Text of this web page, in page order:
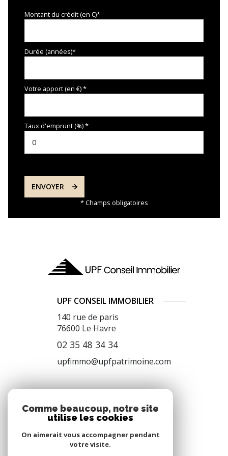
visiophone
Montant du crédit (en €)*
Durée (années)*
Votre apport (en €) *
Taux d'emprunt (%) *
ENVOYER
* Champs obligatoires
UPF CONSEIL IMMOBILIER
140 rue de paris
76600 Le Havre
02 35 48 34 34
upfimmo@upfpatrimoine.com
Nous suivre
Comme beaucoup, notre site
utilise les cookies
On aimerait vous accompagner pendant
votre visite.